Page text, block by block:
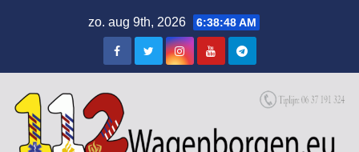
zo. aug 9th, 2026 6:38:49 AM